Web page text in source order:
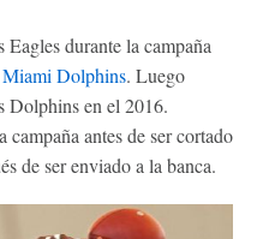
durante la campaña
Miami Dolphins. Luego
en el 2016.
campaña antes de ser cortado
de ser enviado a la banca.